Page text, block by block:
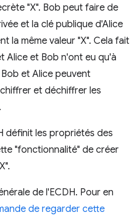
"X". Bob peut faire de
et la clé publique d'Alice
la même valeur "X". Cela fait
Alice et Bob n'ont eu qu'à
et Alice peuvent
et déchiffrer les
définit les propriétés des
"fonctionnalité" de créer
de l'ECDH. Pour en
de regarder cette